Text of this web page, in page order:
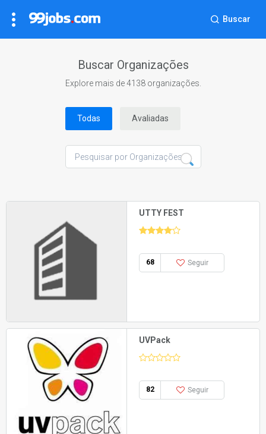
Buscar
Buscar Organizações
Explore mais de 4138 organizações.
Todas Avaliadas
UTTY FEST
68 Seguir
UVPack
82 Seguir